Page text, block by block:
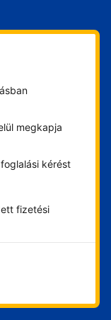
megkapja
kérést
fizetési